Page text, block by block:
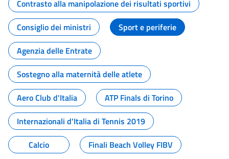
Contrasto alla manipolazione dei risultati sportivi
Consiglio dei ministri
Sport e periferie
Agenzia delle Entrate
Sostegno alla maternità delle atlete
Aero Club d'Italia
ATP Finals di Torino
Internazionali d'Italia di Tennis 2019
Calcio
Finali Beach Volley FIBV